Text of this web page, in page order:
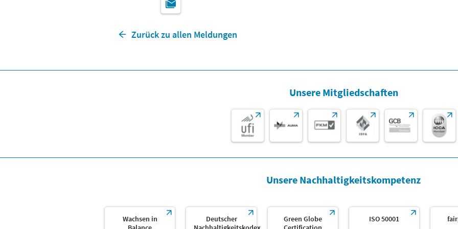
Zurück zu allen Meldungen
Unsere Mitgliedschaften
Unsere Nachhaltigkeitskompetenz
Wachsen in
Deutscher
Green Globe
ISO 50001